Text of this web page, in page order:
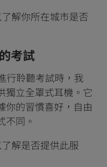
了解你所在城市是否
考試
行聆聽考試時，我
獨立全罩式耳機。它
你的習慣喜好，自由
不同。
了解是否提供此服